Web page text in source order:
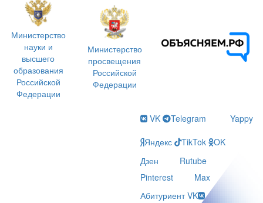
Министерство
науки и
высшего
образования
Российской
Федерации
Министерство
просвещения
Российской
Федерации
VK Telegram
Yappy
Яндекс
TikTok
OK
Дзен
Rutube
Pinterest
Max
Абитуриент VK